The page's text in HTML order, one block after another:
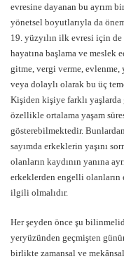
evresine dayanan bu ayrım
yönetsel boyutlarıyla da
19. yüzyılın ilk evresi için
hayatına başlama ve meslek
gitme, vergi verme, evlenme,
veya dolaylı olarak bu üç
Kişiden kişiye farklı yaşlarda
özellikle ortalama yaşam
gösterebilmektedir.
sayımda erkeklerin yaşını
olanların kaydının yanına
erkeklerden engelli olanların
ilgili olmalıdır.
Her şeyden önce şu
yeryüzünden geçmişten
birlikte zamansal ve